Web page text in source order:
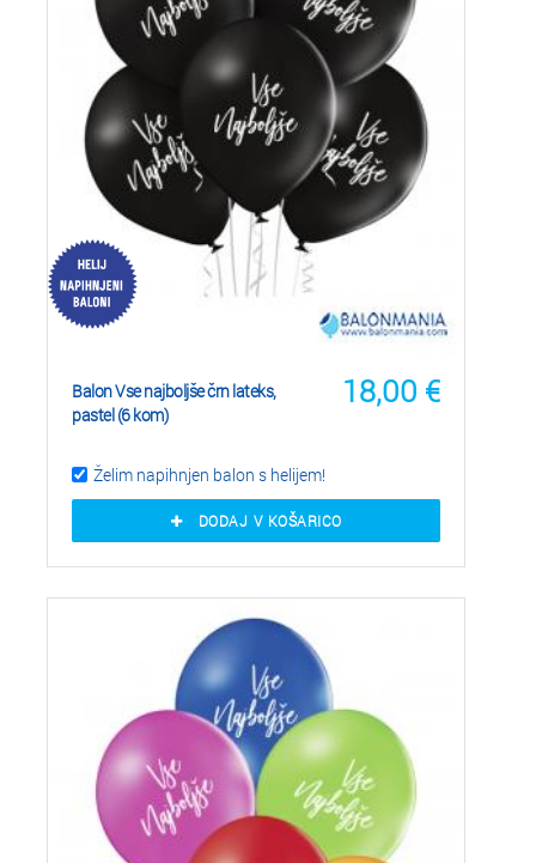
18,00 €
Balon Vse najboljše črn lateks,
pastel (6 kom)
Želim napihnjen balon s helijem!
DODAJ V KOŠARICO